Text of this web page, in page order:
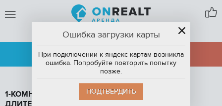
БЛАГОВЕЩЕНСК
АРЕНДА
ПРОДАЖА
1-КОМНАТНАЯ КВАРТИРА, 40 М2, В АРЕНДУ НА
ДЛИТЕЛЬНЫЙ СРОК В БЛАГОВЕЩЕНСКЕ,
Ошибка загрузки карты
При подключении к яндекс картам возникла
ошибка. Попробуйте повторить попытку
позже.
ПОДТВЕРДИТЬ